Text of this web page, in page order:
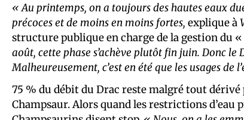
« Au printemps, on a toujours des hautes eaux
précoces et de moins en moins fortes, explique à
structure publique en charge de la gestion du
août, cette phase s’achève plutôt fin juin. Donc
Malheureusement, c’est en été que les usages de
75 % du débit du Drac reste malgré tout dérivé
Champsaur. Alors quand les restrictions d’eau